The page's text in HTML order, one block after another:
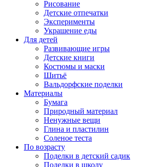
Рисование
Детские отпечатки
Эксперименты
Украшение еды
Для детей
Развивающие игры
Детские книги
Костюмы и маски
Шитьё
Вальдорфские поделки
Материалы
Бумага
Природный материал
Ненужные вещи
Глина и пластилин
Соленое теста
По возрасту
Поделки в детский садик
Поделки в школу